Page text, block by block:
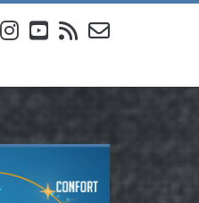
instagram
youtube
rss email-